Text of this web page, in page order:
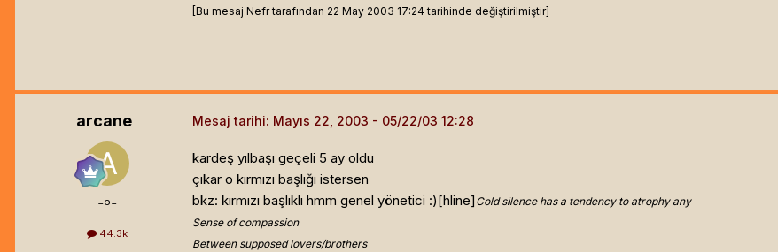
[Bu mesaj Nefr tarafından 22 May 2003 17:24 tarihinde değiştirilmiştir]
arcane
=o=
44.3k
Mesaj tarihi: Mayıs 22, 2003
kardeş yılbaşı geçeli 5 ay oldu
çıkar o kırmızı başlığı istersen
bkz: kırmızı başlıklı hmm genel yönetici :)[hline] Cold silence has a tendency to atrophy any
Sense of compassion
Between supposed lovers/brothers